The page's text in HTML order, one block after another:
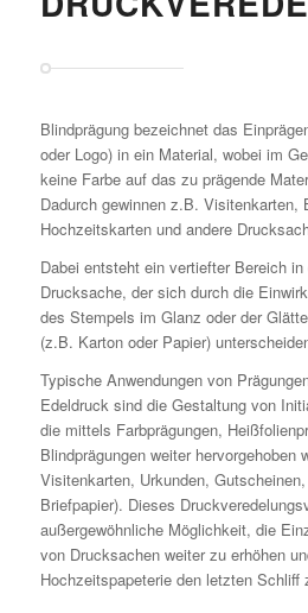
Blindprägung bezeichnet das
oder Logo) in ein Material, wobei im
keine Farbe auf das zu prägende
Dadurch gewinnen z.B. Visitenkarten,
Hochzeitskarten und andere
Dabei entsteht ein vertiefter Bereich in
Drucksache, der sich durch die
des Stempels im Glanz oder der
(z.B. Karton oder Papier)
Typische Anwendungen von
Edeldruck sind die Gestaltung von
die mittels Farbprägungen,
Blindprägungen weiter hervorgehoben
Visitenkarten, Urkunden,
Briefpapier). Dieses
außergewöhnliche Möglichkeit, die
von Drucksachen weiter zu erhöhen
Hochzeitspapeterie den letzten Schliff